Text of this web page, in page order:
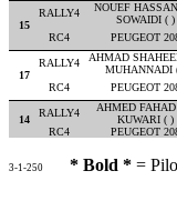
15
RALLY4
NOUEF
SOWAIDI ( )
RC4
PEUGEOT
17
RALLY4
AHMAD
MUHANNADI
RC4
PEUGEOT
14
RALLY4
AHMED
KUWARI ( )
RC4
PEUGEOT
3-1-250 * Bold * =